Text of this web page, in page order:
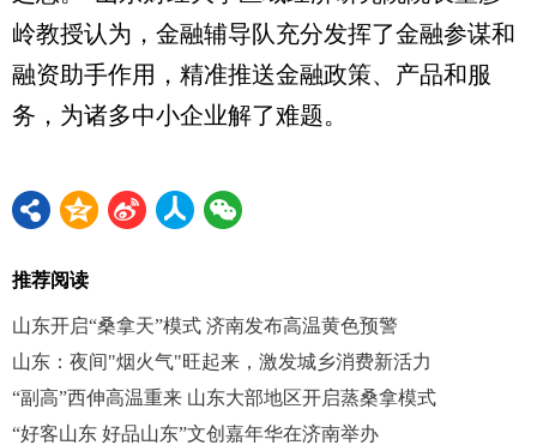
岭教授认为，金融辅导队充分发挥了金融参谋和
融资助手作用，精准推送金融政策、产品和服
务，为诸多中小企业解了难题。
推荐阅读
山东开启“桑拿天”模式 济南发布高温黄色预警
山东：夜间"烟火气"旺起来，激发城乡消费新活力
“副高”西伸高温重来 山东大部地区开启蒸桑拿模式
“好客山东 好品山东”文创嘉年华在济南举办